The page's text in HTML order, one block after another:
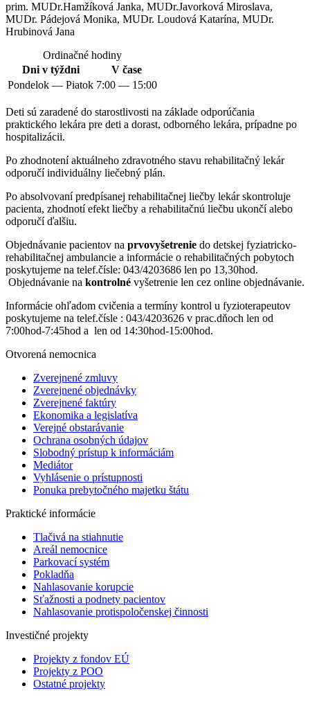
prim. MUDr.Hamžíková Janka, MUDr.Javorková Miroslava,
MUDr. Pádejová Monika, MUDr. Loudová Katarína, MUDr.
Hrubinová Jana
Ordinačné hodiny
Dni v týždni
V čase
Pondelok — Piatok 7:00 — 15:00
Deti sú zaradené do starostlivosti na základe odporúčania
praktického lekára pre deti a dorast, odborného lekára, prípadne po
hospitalizácii.
Po zhodnotení aktuálneho zdravotného stavu rehabilitačný lekár
odporučí individuálny liečebný plán.
Po absolvovaní predpísanej rehabilitačnej liečby lekár skontroluje
pacienta, zhodnotí efekt liečby a rehabilitačnú liečbu ukončí alebo
odporučí ďalšiu.
Objednávanie pacientov na prvovyšetrenie do detskej fyziatricko-
rehabilitačnej ambulancie a informácie o rehabilitačných pobytoch
poskytujeme na telef.čísle: 043/4203686 len po 13,30hod.
Objednávanie na kontrolné vyšetrenie len cez online objednávanie.
Informácie ohľadom cvičenia a termíny kontrol u fyzioterapeutov
poskytujeme na telef.čísle : 043/4203626 v prac.dňoch len od
7:00hod-7:45hod a len od 14:30hod-15:00hod.
Otvorená nemocnica
Zverejnené zmluvy
Zverejnené objednávky
Zverejnené faktúry
Ekonomika a legislatíva
Verejné obstarávanie
Ochrana osobných údajov
Slobodný prístup k informáciám
Mediátor
Vyhlásenie o prístupnosti
Ponuka prebytočného majetku štátu
Praktické informácie
Tlačivá na stiahnutie
Areál nemocnice
Parkovací systém
Pokladňa
Nahlasovanie korupcie
Sťažnosti a podnety pacientov
Nahlasovanie protispoločenskej činnosti
Investičné projekty
Projekty z fondov EÚ
Projekty z POO
Ostatné projekty